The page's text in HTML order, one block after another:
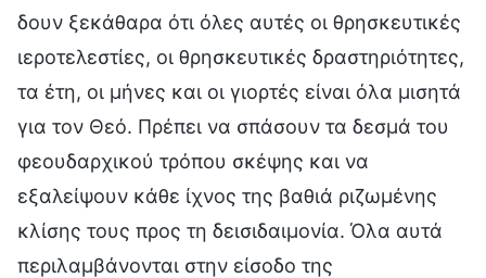
δουν ξεκάθαρα ότι όλες αυτές οι θρησκευτικές
ιεροτελεστίες, οι θρησκευτικές δραστηριότητες,
τα έτη, οι μήνες και οι γιορτές είναι όλα μισητά
για τον Θεό. Πρέπει να σπάσουν τα δεσμά του
φεουδαρχικού τρόπου σκέψης και να
εξαλείψουν κάθε ίχνος της βαθιά ριζωμένης
κλίσης τους προς τη δεισιδαιμονία. Όλα αυτά
περιλαμβάνονται στην είσοδο της